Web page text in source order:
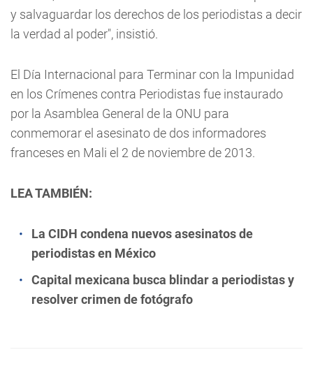
y salvaguardar los derechos de los periodistas a decir
la verdad al poder", insistió.
El Día Internacional para Terminar con la Impunidad
en los Crímenes contra Periodistas fue instaurado
por la Asamblea General de la ONU para
conmemorar el asesinato de dos informadores
franceses en Mali el 2 de noviembre de 2013.
LEA TAMBIÉN:
La CIDH condena nuevos asesinatos de
periodistas en México
Capital mexicana busca blindar a periodistas y
resolver crimen de fotógrafo